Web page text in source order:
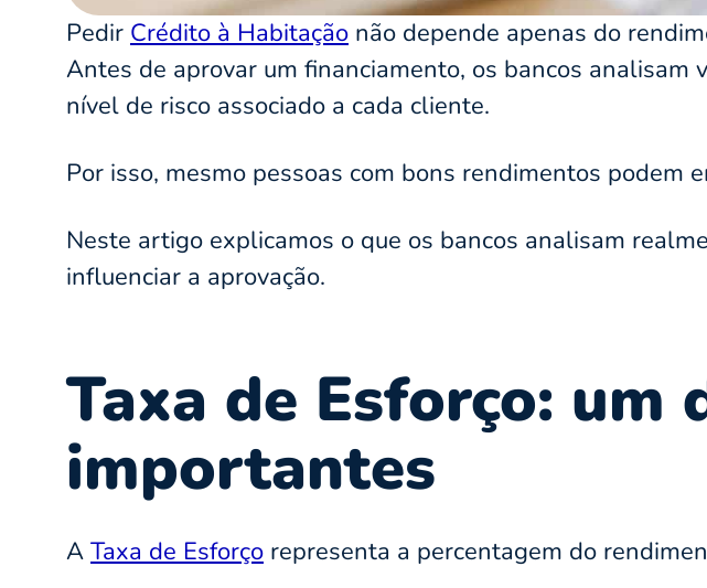
Pedir Crédito à Habitação não depende apenas do
Antes de aprovar um financiamento, os bancos
nível de risco associado a cada cliente.
Por isso, mesmo pessoas com bons rendimentos podem
Neste artigo explicamos o que os bancos analisam
influenciar a aprovação.
Taxa de Esforço: um
importantes
A Taxa de Esforço representa a percentagem do